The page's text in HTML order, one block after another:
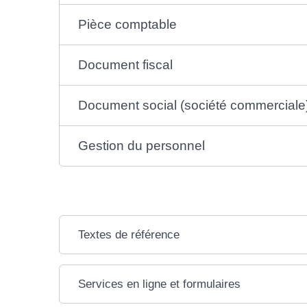
Pièce comptable
Document fiscal
Document social (société
Gestion du personnel
Textes de référence
Services en ligne et formulaires